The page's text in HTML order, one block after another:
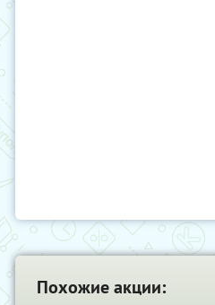
Похожие акции: